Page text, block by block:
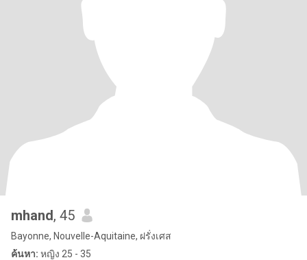
mhand, 45
Bayonne, Nouvelle-Aquitaine, ฝรั่งเศส
ค้นหา: หญิง 25 - 35